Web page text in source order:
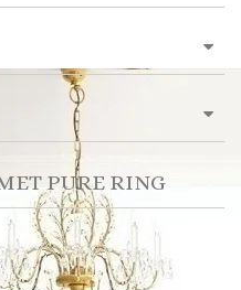
PURE RING